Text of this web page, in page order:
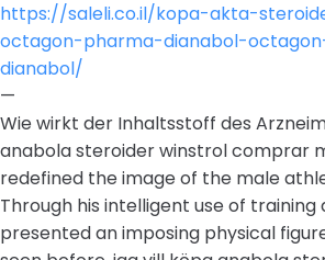
https://saleli.co.il/kopa-akta-
octagon-pharma-dianabol-
dianabol/
—
Wie wirkt der Inhaltsstoff des
anabola steroider winstrol comprar
redefined the image of the male
Through his intelligent use of training
presented an imposing physical